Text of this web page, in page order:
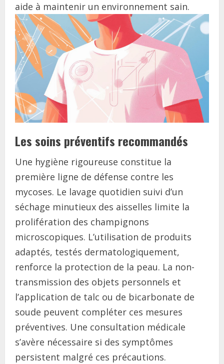
aide à maintenir un environnement sain.
Les soins préventifs recommandés
Une hygiène rigoureuse constitue la
première ligne de défense contre les
mycoses. Le lavage quotidien suivi d’un
séchage minutieux des aisselles limite la
prolifération des champignons
microscopiques. L’utilisation de produits
adaptés, testés dermatologiquement,
renforce la protection de la peau. La non-
transmission des objets personnels et
l’application de talc ou de bicarbonate de
soude peuvent compléter ces mesures
préventives. Une consultation médicale
s’avère nécessaire si des symptômes
persistent malgré ces précautions.